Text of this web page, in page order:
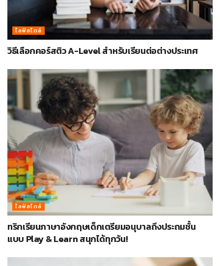
ไลฟ์สไตล์
วิธีเลือกคอร์สติว A-Level สำหรับเรียนต่อต่างประเทศ
ไลฟ์สไตล์
ทริกเรียนภาษาอังกฤษเด็กเตรียมอนุบาลถึงประถมชั้น
แบบ Play & Learn สนุกได้ทุกวัน!